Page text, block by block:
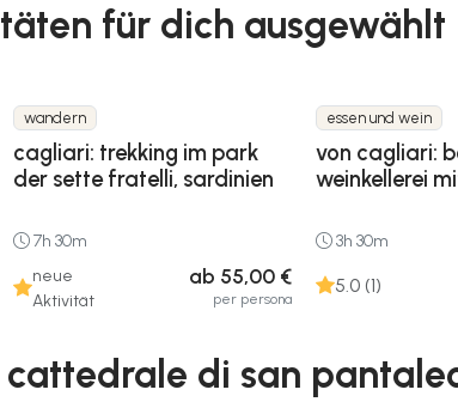
für dich ausgewählt
wandern
cagliari: trekking im park
der sette fratelli, sardinien
7h 30m
neue
Aktivität
ab 55,00 €
per persona
essen und wein
von cagliari:
weinkellerei
3h 30m
5.0 (1)
di san